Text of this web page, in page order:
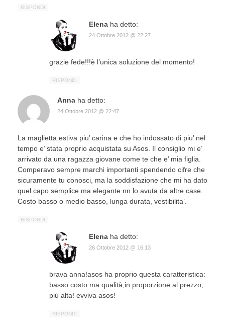
RISPONDI
Elena ha detto:
24 Ottobre 2012 @ 22:27
grazie fede!!!è l’unica soluzione del momento!
RISPONDI
Anna ha detto:
24 Ottobre 2012 @ 22:47
La maglietta estiva piu’ carina e che ho indossato di piu’ nel
tempo e’ stata proprio acquistata su Asos. Il consiglio mi e’
arrivato da una ragazza giovane come te che e’ mia figlia.
Comperavo sempre marchi importanti spendendo cifre che
sicuramente tu conosci, ma la soddisfazione che mi ha dato
quel capo semplice ma elegante nn lo avuta da altre case.
Costo basso o medio basso, lunga durata, vestibilita’.
RISPONDI
Elena ha detto:
26 Ottobre 2012 @ 16:13
brava anna!asos ha proprio questa caratteristica:
basso costo ma qualità,in proporzione al prezzo,
più alta! evviva asos!
RISPONDI